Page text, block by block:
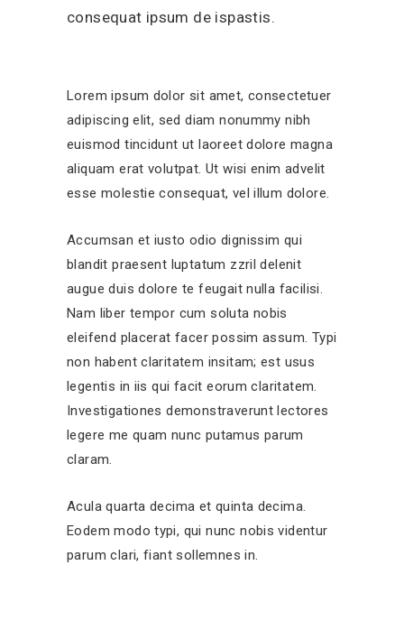
consequat ipsum de ispastis.
Lorem ipsum dolor sit amet, consectetuer
adipiscing elit, sed diam nonummy nibh
euismod tincidunt ut laoreet dolore magna
aliquam erat volutpat. Ut wisi enim advelit
esse molestie consequat, vel illum dolore.
Accumsan et iusto odio dignissim qui
blandit praesent luptatum zzril delenit
augue duis dolore te feugait nulla facilisi.
Nam liber tempor cum soluta nobis
eleifend placerat facer possim assum. Typi
non habent claritatem insitam; est usus
legentis in iis qui facit eorum claritatem.
Investigationes demonstraverunt lectores
legere me quam nunc putamus parum
claram.
Acula quarta decima et quinta decima.
Eodem modo typi, qui nunc nobis videntur
parum clari, fiant sollemnes in.